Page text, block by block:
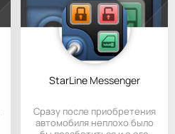
StarLine Messenger
Сразу после приобретения
автомобиля неплохо было